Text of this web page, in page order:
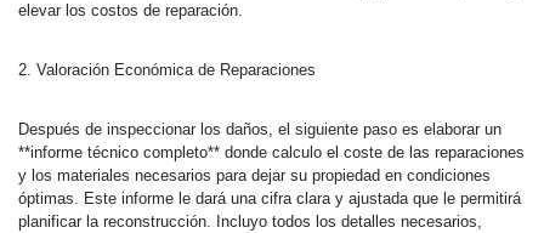
elevar los costos de reparación.
2. Valoración Económica de Reparaciones
Después de inspeccionar los daños, el siguiente paso es elaborar un
**informe técnico completo** donde calculo el coste de las reparaciones
y los materiales necesarios para dejar su propiedad en condiciones
óptimas. Este informe le dará una cifra clara y ajustada que le permitirá
planificar la reconstrucción. Incluyo todos los detalles necesarios,